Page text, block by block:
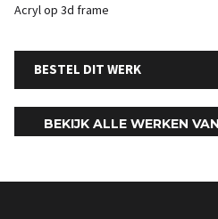
Acryl op 3d frame
BESTEL DIT WERK
BEKIJK ALLE WERKEN